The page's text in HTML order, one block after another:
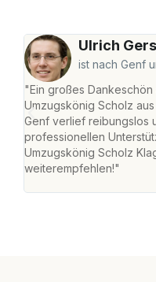
Ulrich
ist nach Genf
"Ein großes
Umzugskönig Scholz
Genf verlief reibungslos
professionellen
Umzugskönig Scholz
weiterempfehlen!"